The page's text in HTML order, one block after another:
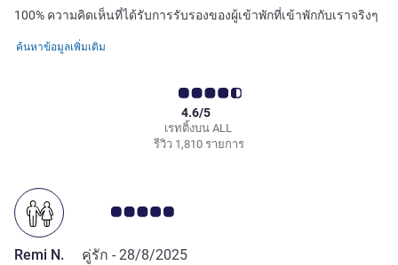
100% ความคิดเห็นที่ได้รับการรับรองของผู้เข้าพักที่เข้าพักกับเราจริงๆ
ค้นหาข้อมูลเพิ่มเติม
เรทติ้งบน ALL
4.6/5
รีวิว 1,810 รายการ
คะแนนความคิดเห็นจากแขก 5.0/5
Remi N. คู่รัก - 28/8/2025